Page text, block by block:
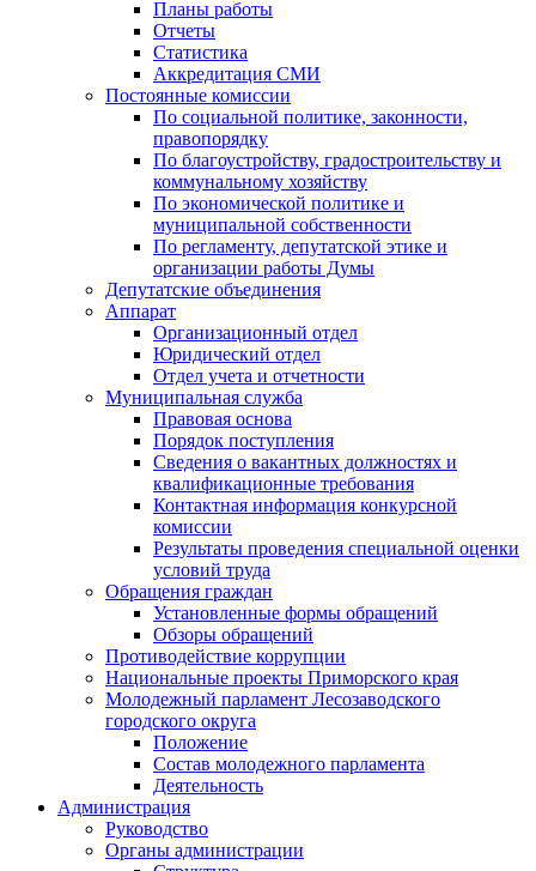
Планы работы
Отчеты
Статистика
Аккредитация СМИ
Постоянные комиссии
По социальной политике, законности,
правопорядку
По благоустройству, градостроительству и
коммунальному хозяйству
По экономической политике и
муниципальной собственности
По регламенту, депутатской этике и
организации работы Думы
Депутатские объединения
Аппарат
Организационный отдел
Юридический отдел
Отдел учета и отчетности
Муниципальная служба
Правовая основа
Порядок поступления
Сведения о вакантных должностях и
квалификационные требования
Контактная информация конкурсной
комиссии
Результаты проведения специальной оценки
условий труда
Обращения граждан
Установленные формы обращений
Обзоры обращений
Противодействие коррупции
Национальные проекты Приморского края
Молодежный парламент Лесозаводского
городского округа
Положение
Состав молодежного парламента
Деятельность
Администрация
Руководство
Органы администрации